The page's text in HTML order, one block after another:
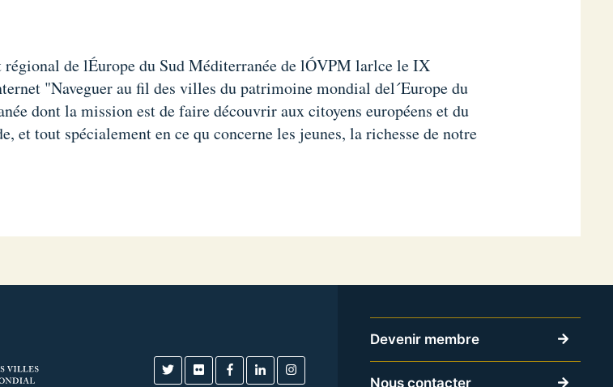
régional de lÉurope du Sud Méditerranée de lÓVPM larlce le IX
"Naveguer au fil des villes du patrimoine mondial del´Europe du
dont la mission est de faire découvrir aux citoyens européens et du
et tout spécialement en ce qu concerne les jeunes, la richesse de notre
Devenir membre
Nous contacter